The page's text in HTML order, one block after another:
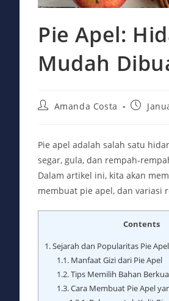
Pie Apel:
Mudah
PostAmanda Costa
Post
Pie apel adalah salah satu
segar, gula, dan rempah-
Dalam artikel ini, kita akan
membuat pie apel, dan variasi
Contents
1.Sejarah dan Popularitas Pie Apel
1.1.Manfaat Gizi dari Pie Apel
1.2.Tips Memilih Bahan
1.3.Cara Membuat Pie Apel